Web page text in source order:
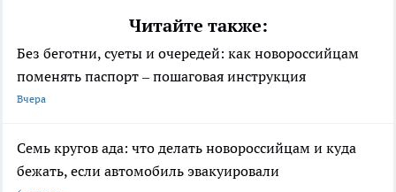
Читайте также:
Без беготни, суеты и очередей: как новороссийцам
поменять паспорт – пошаговая инструкция
Вчера
Семь кругов ада: что делать новороссийцам и куда
бежать, если автомобиль эвакуировали